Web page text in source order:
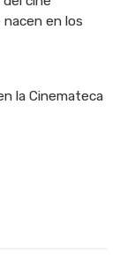
en los
la Cinemateca